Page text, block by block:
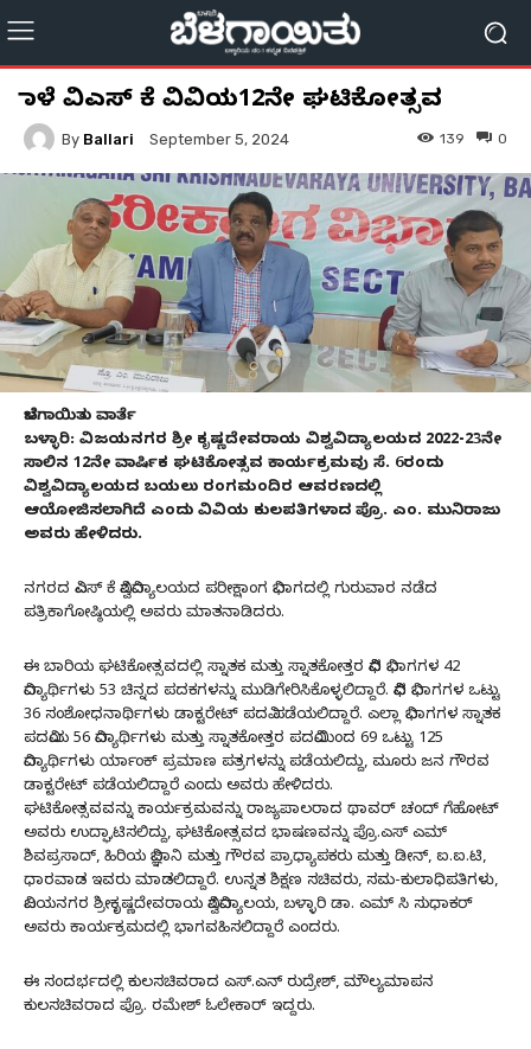
ನಾಳೆ ವಿಎಸ್ ಕೆ ವಿವಿಯ12ನೇ ಘಟಿಕೋತ್ಸವ
By Ballari September 5, 2024 0
139
ಬೆಳಗಾಯಿತು ವಾರ್ತೆ
ಬಳ್ಳಾರಿ: ವಿಜಯನಗರ ಶ್ರೀ ಕೃಷ್ಣದೇವರಾಯ ವಿಶ್ವವಿದ್ಯಾಲಯದ 2022-23ನೇ
ಸಾಲಿನ 12ನೇ ವಾರ್ಷಿಕ ಘಟಿಕೋತ್ಸವ ಕಾರ್ಯಕ್ರಮವು ಸೆ. 6ರಂದು
ವಿಶ್ವವಿದ್ಯಾಲಯದ ಬಯಲು ರಂಗಮಂದಿರ ಆವರಣದಲ್ಲಿ
ಆಯೋಜಿಸಲಾಗಿದೆ ಎಂದು ವಿವಿಯ ಕುಲಪತಿಗಳಾದ ಪ್ರೊ. ಎಂ. ಮುನಿರಾಜು
ಅವರು ಹೇಳಿದರು.
ನಗರದ ವಿಎಸ್ ಕೆ ವಿಶ್ವವಿದ್ಯಾಲಯದ ಪರೀಕ್ಷಾಂಗ ವಿಭಾಗದಲ್ಲಿ ಗುರುವಾರ ನಡೆದ
ಪತ್ರಿಕಾಗೋಷ್ಠಿಯಲ್ಲಿ ಅವರು ಮಾತನಾಡಿದರು.
ಈ ಬಾರಿಯ ಘಟಿಕೋತ್ಸವದಲ್ಲಿ ಸ್ನಾತಕ ಮತ್ತು ಸ್ನಾತಕೋತ್ತರ ವಿವಿಧ ವಿಭಾಗಗಳ 42
ವಿದ್ಯಾರ್ಥಿಗಳು 53 ಚಿನ್ನದ ಪದಕಗಳನ್ನು ಮುಡಿಗೇರಿಸಿಕೊಳ್ಳಲಿದ್ದಾರೆ. ವಿವಿಧ ವಿಭಾಗಗಳ ಒಟ್ಟು
36 ಸಂಶೋಧನಾರ್ಥಿಗಳು ಡಾಕ್ಟರೇಟ್ ಪದವಿ ಪಡೆಯಲಿದ್ದಾರೆ. ಎಲ್ಲಾ ವಿಭಾಗಗಳ ಸ್ನಾತಕ
ಪದವಿಯ 56 ವಿದ್ಯಾರ್ಥಿಗಳು ಮತ್ತು ಸ್ನಾತಕೋತ್ತರ ಪದವಿಯಿಂದ 69 ಒಟ್ಟು 125
ವಿದ್ಯಾರ್ಥಿಗಳು ರ್ಯಾಂಕ್ ಪ್ರಮಾಣ ಪತ್ರಗಳನ್ನು ಪಡೆಯಲಿದ್ದು, ಮೂರು ಜನ ಗೌರವ
ಡಾಕ್ಟರೇಟ್ ಪಡೆಯಲಿದ್ದಾರೆ ಎಂದು ಅವರು ಹೇಳಿದರು.
ಘಟಿಕೋತ್ಸವವನ್ನು ಕಾರ್ಯಕ್ರಮವನ್ನು ರಾಜ್ಯಪಾಲರಾದ ಥಾವರ್ ಚಂದ್ ಗೆಹೋಟ್
ಅವರು ಉದ್ಘಾಟಿಸಲಿದ್ದು, ಘಟಿಕೋತ್ಸವದ ಭಾಷಣವನ್ನು ಪ್ರೊ.ಎಸ್ ಎಮ್
ಶಿವಪ್ರಸಾದ್, ಹಿರಿಯ ವಿಜ್ಞಾನಿ ಮತ್ತು ಗೌರವ ಪ್ರಾಧ್ಯಾಪಕರು ಮತ್ತು ಡೀನ್, ಐ.ಐ.ಟಿ,
ಧಾರವಾಡ ಇವರು ಮಾಡಲಿದ್ದಾರೆ. ಉನ್ನತ ಶಿಕ್ಷಣ ಸಚಿವರು, ಸಮ-ಕುಲಾಧಿಪತಿಗಳು,
ವಿಜಯನಗರ ಶ್ರೀಕೃಷ್ಣದೇವರಾಯ ವಿಶ್ವವಿದ್ಯಾಲಯ, ಬಳ್ಳಾರಿ ಡಾ. ಎಮ್ ಸಿ ಸುಧಾಕರ್
ಅವರು ಕಾರ್ಯಕ್ರಮದಲ್ಲಿ ಭಾಗವಹಿಸಲಿದ್ದಾರೆ ಎಂದರು.
ಈ ಸಂದರ್ಭದಲ್ಲಿ ಕುಲಸಚಿವರಾದ ಎಸ್.ಎನ್ ರುದ್ರೇಶ್, ಮೌಲ್ಯಮಾಪನ
ಕುಲಸಚಿವರಾದ ಪ್ರೊ. ರಮೇಶ್ ಓಲೇಕಾರ್ ಇದ್ದರು.